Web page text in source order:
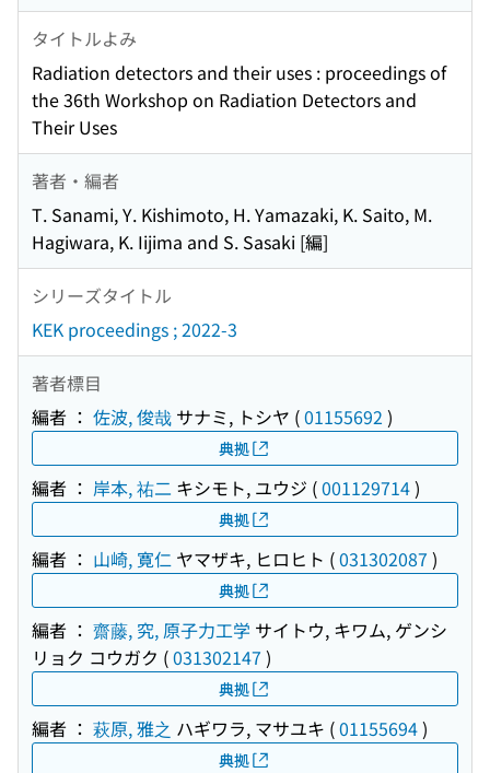
タイトルよみ
Radiation detectors and their uses : proceedings of
the 36th Workshop on Radiation Detectors and
Their Uses
著者・編者
T. Sanami, Y. Kishimoto, H. Yamazaki, K. Saito, M.
Hagiwara, K. Iijima and S. Sasaki [編]
シリーズタイトル
KEK proceedings ; 2022-3
著者標目
編者 ： 佐波, 俊哉 サナミ, トシヤ (01155692 )
典拠
編者 ： 岸本, 祐二 キシモト, ユウジ (001129714)
典拠
編者 ： 山崎, 寛仁 ヤマザキ, ヒロヒト (031302087 )
典拠
編者 ： 齋藤, 究, 原子力工学 サイトウ, キワム, ゲンシ
リョク コウガク (031302147 )
典拠
編者 ： 萩原, 雅之 ハギワラ, マサユキ (01155694)
典拠